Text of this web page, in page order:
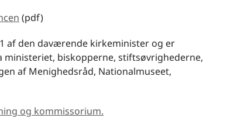
(pdf)
af den daværende kirkeminister og er
biskopperne, stiftsøvrighederne,
af Menighedsråd, Nationalmuseet,
og kommissorium.